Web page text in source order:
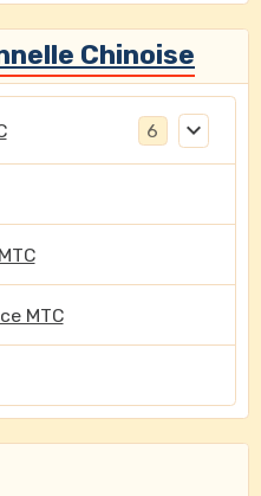
Chinoise
6
MTC